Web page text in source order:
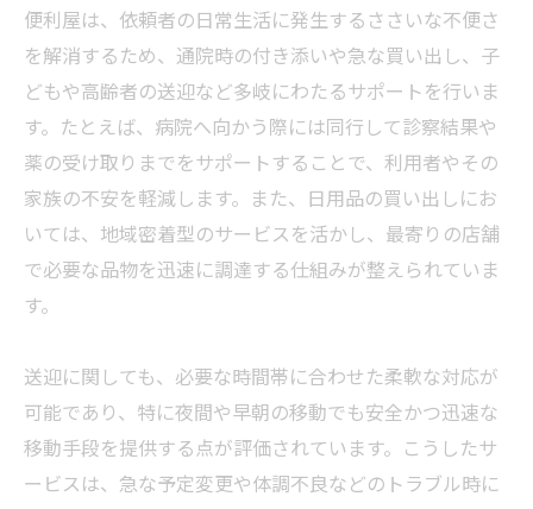
便利屋は、依頼者の日常生活に発生するささいな不便さ
を解消するため、通院時の付き添いや急な買い出し、子
どもや高齢者の送迎など多岐にわたるサポートを行いま
す。たとえば、病院へ向かう際には同行して診察結果や
薬の受け取りまでをサポートすることで、利用者やその
家族の不安を軽減します。また、日用品の買い出しにお
いては、地域密着型のサービスを活かし、最寄りの店舗
で必要な品物を迅速に調達する仕組みが整えられていま
す。
送迎に関しても、必要な時間帯に合わせた柔軟な対応が
可能であり、特に夜間や早朝の移動でも安全かつ迅速な
移動手段を提供する点が評価されています。こうしたサ
ービスは、急な予定変更や体調不良などのトラブル時に